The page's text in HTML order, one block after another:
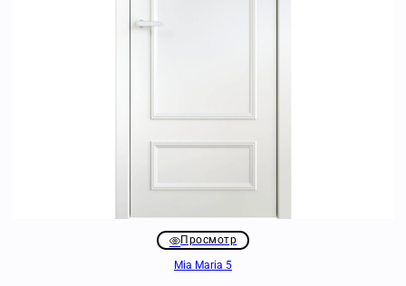
Просмотр
Mia Maria 5